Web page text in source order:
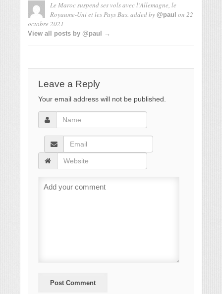
Le Maroc suspend ses vols avec l’Allemagne, le
Royaume-Uni et les Pays Bas. added by @paul on 22
octobre 2021
View all posts by @paul →
Leave a Reply
Your email address will not be published.